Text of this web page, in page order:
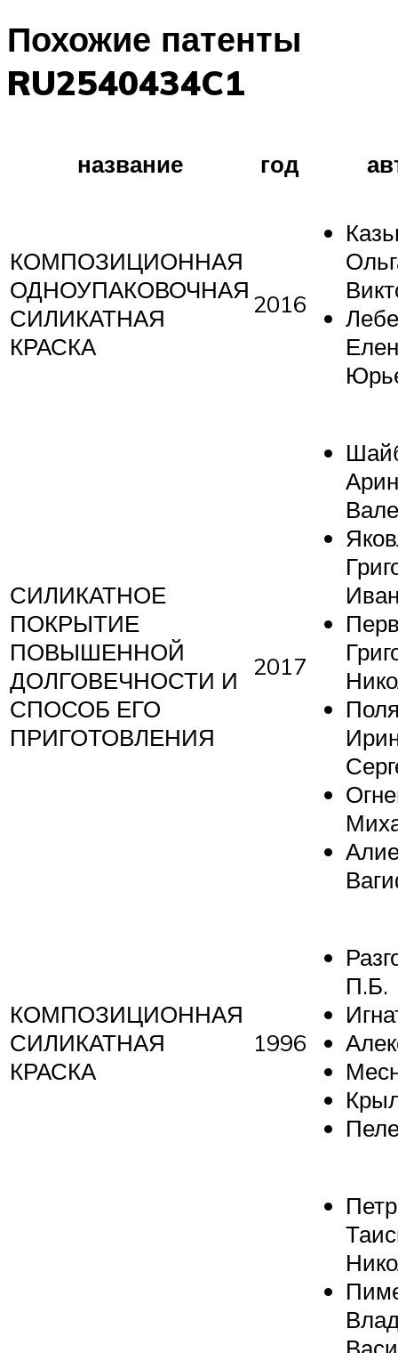
Похожие патенты
RU2540434C1
название год
КОМПОЗИЦИОННАЯ
ОДНОУПАКОВОЧНАЯ
СИЛИКАТНАЯ
КРАСКА
2016
СИЛИКАТНОЕ
ПОКРЫТИЕ
ПОВЫШЕННОЙ
ДОЛГОВЕЧНОСТИ И
СПОСОБ ЕГО
ПРИГОТОВЛЕНИЯ
2017
КОМПОЗИЦИОННАЯ
СИЛИКАТНАЯ
КРАСКА
1996
П.Б.